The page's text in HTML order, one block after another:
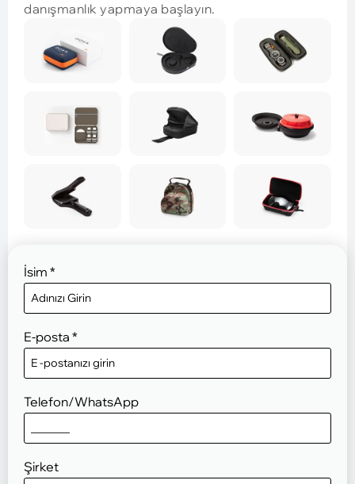
İsim *
E-posta *
Telefon/WhatsApp
Şirket
danışmanlık yapmaya başlayın.